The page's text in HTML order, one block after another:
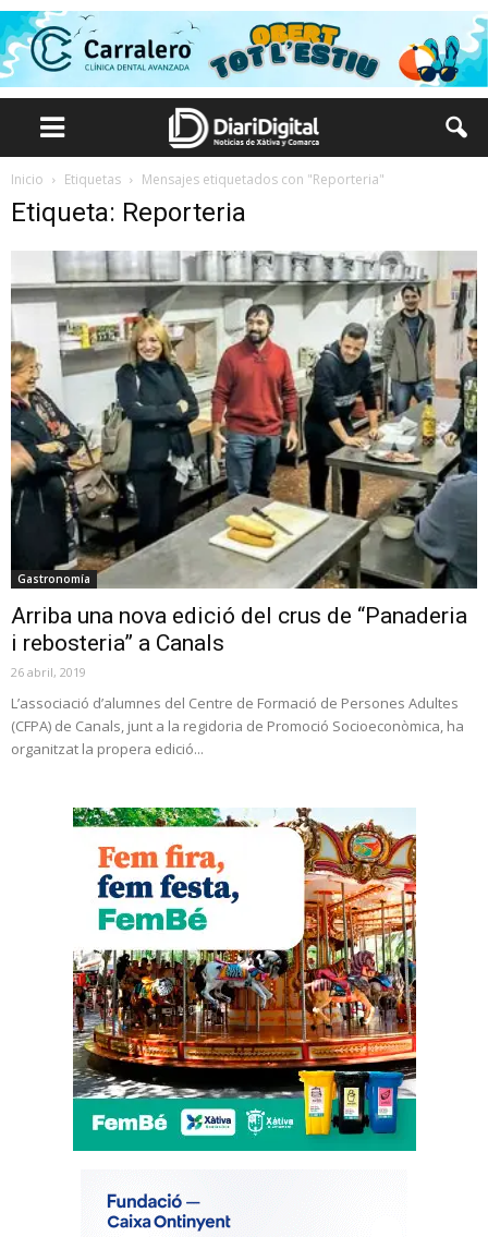
Inicio Etiquetas Mensajes etiquetados con "Reporteria"
Etiqueta: Reporteria
Gastronomía
Arriba una nova edició del crus de “Panaderia
i rebosteria” a Canals
26 abril, 2019
L’associació d’alumnes del Centre de Formació de Persones Adultes
(CFPA) de Canals, junt a la regidoria de Promoció Socioeconòmica, ha
organitzat la propera edició...